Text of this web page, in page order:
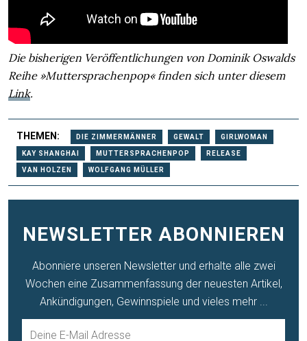
Die bisherigen Veröffentlichungen von Dominik Oswalds
Reihe »Muttersprachenpop« finden sich unter diesem
Link.
THEMEN: DIE ZIMMERMÄNNER GEWALT GIRLWOMAN
KAY SHANGHAI MUTTERSPRACHENPOP RELEASE
VAN HOLZEN WOLFGANG MÜLLER
NEWSLETTER ABONNIEREN
Abonniere unseren Newsletter und erhalte alle zwei
Wochen eine Zusammenfassung der neuesten Artikel,
Ankündigungen, Gewinnspiele und vieles mehr ...